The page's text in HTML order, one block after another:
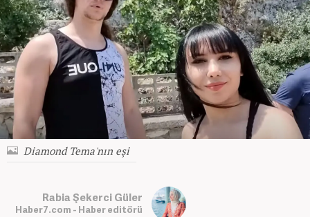
Diamond Tema'nın eşi
Rabia Şekerci Güler
Haber7.com - Haber editörü